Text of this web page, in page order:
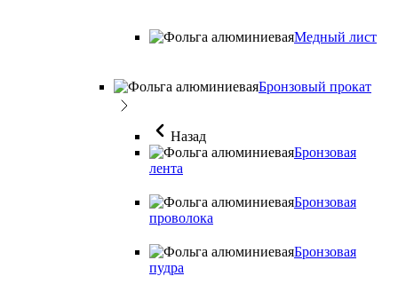
Медный лист
Бронзовый прокат
Назад
Бронзовая
лента
Бронзовая
проволока
Бронзовая
пудра